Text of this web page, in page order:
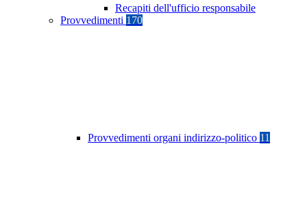
Recapiti dell'ufficio responsabile
Provvedimenti 170
Provvedimenti organi indirizzo-politico 11